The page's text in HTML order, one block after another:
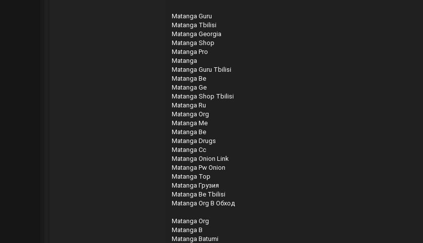
Matanga Guru
Matanga Tbilisi
Matanga Georgia
Matanga Shop
Matanga Pro
Matanga
Matanga Guru Tbilisi
Matanga Be
Matanga Ge
Matanga Shop Tbilisi
Matanga Ru
Matanga Org
Matanga Me
Matanga Be
Matanga Drugs
Matanga Cc
Matanga Onion Link
Matanga Pw Onion
Matanga Top
Matanga Грузия
Matanga Be Tbilisi
Matanga Org В Обход
Matanga Org
Matanga B
Matanga Batumi